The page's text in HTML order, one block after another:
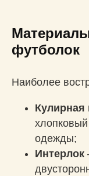
футболок
Наиболее
Кулирная
одежды;
Интерлок